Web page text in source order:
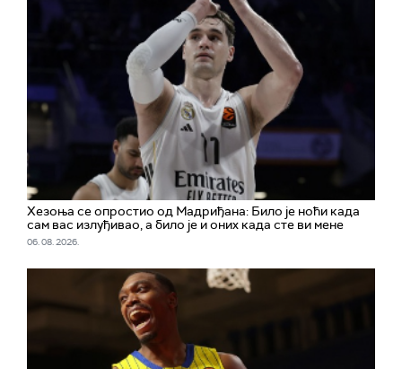
Хезоња се опростио од Мадриђана: Било је ноћи када
сам вас излуђивао, а било је и оних када сте ви мене
06. 08. 2026.